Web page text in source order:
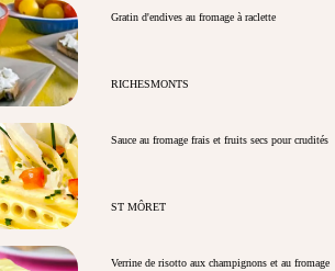
Gratin d'endives au fromage à raclette
RICHESMONTS
Sauce au fromage frais et fruits secs pour crudités
ST MÔRET
Verrine de risotto aux champignons et au fromage